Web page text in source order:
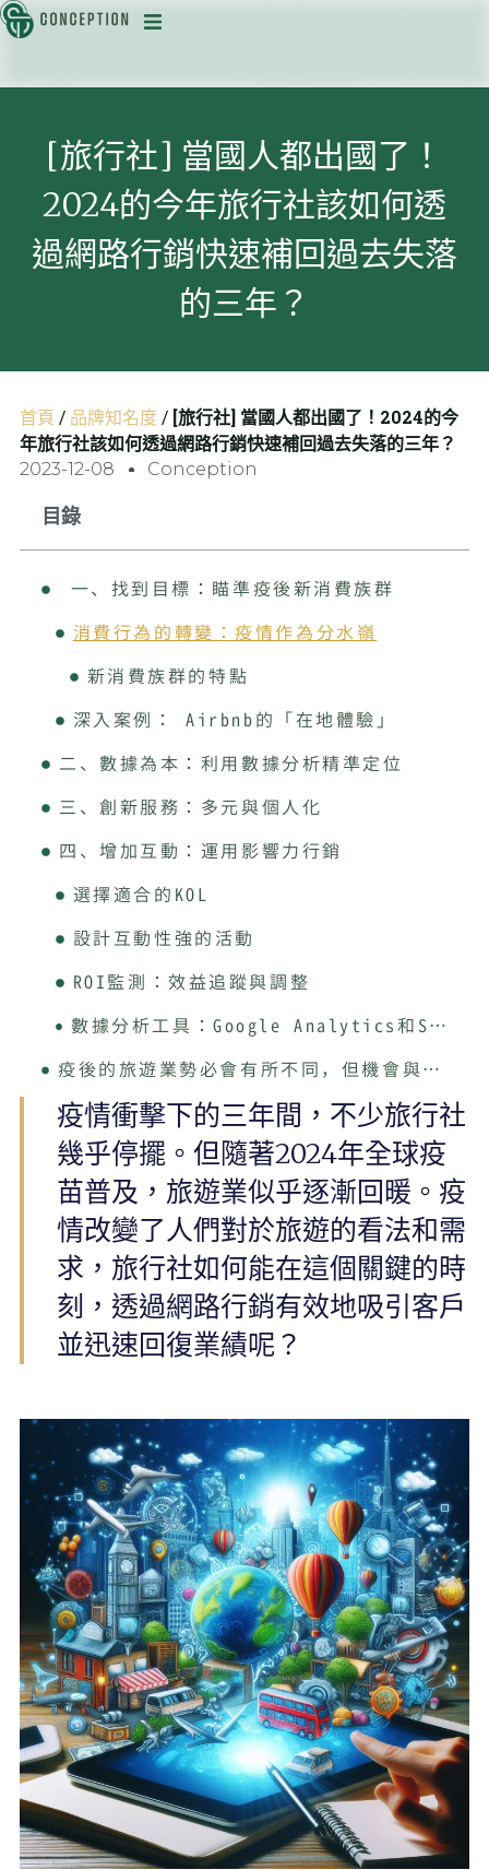
[旅行社] 當國人都出國了！
2024的今年旅行社該如何透
過網路行銷快速補回過去失落
的三年？
首頁 / 品牌知名度 / [旅行社] 當國人都出國了！2024的今
年旅行社該如何透過網路行銷快速補回過去失落的三年？
2023-12-08 Conception
目錄
一、找到目標：瞄準疫後新消費族群
消費行為的轉變：疫情作為分水嶺
新消費族群的特點
深入案例： Airbnb的「在地體驗」
二、數據為本：利用數據分析精準定位
三、創新服務：多元與個人化
四、增加互動：運用影響力行銷
選擇適合的KOL
設計互動性強的活動
ROI監測：效益追蹤與調整
數據分析工具：Google Analytics和SocialBlade
疫後的旅遊業勢必會有所不同，但機會與挑戰並存
中小企業數位轉型領導品牌
疫情衝擊下的三年間，不少旅行社
幾乎停擺。但隨著2024年全球疫
苗普及，旅遊業似乎逐漸回暖。疫
情改變了人們對於旅遊的看法和需
求，旅行社如何能在這個關鍵的時
刻，透過網路行銷有效地吸引客戶
並迅速回復業績呢？